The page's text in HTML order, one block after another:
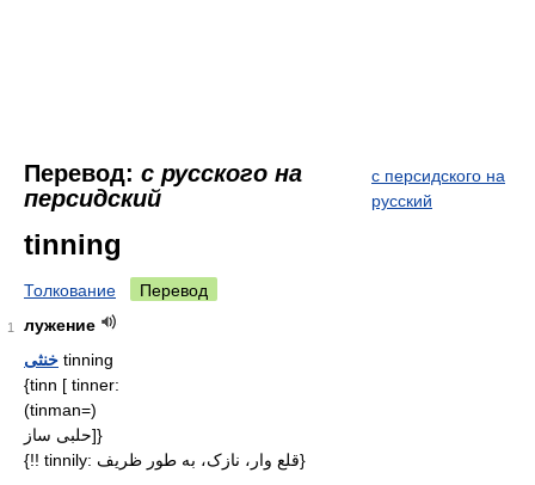
Перевод: с русского на
персидский
с персидского на
русский
tinning
Толкование Перевод
1
лужение
خنثی tinning
{tinn [ tinner:
(tinman=)
حلبی ساز]}
{!! tinnily: قلع وار، نازک، به طور ظریف}